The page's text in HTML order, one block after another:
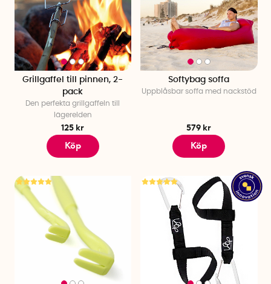
Grillgaffel till pinnen, 2-
pack
Den perfekta grillgaffeln till
lägerelden
125 kr
Köp
Softybag soffa
Uppblåsbar soffa med nackstöd
579 kr
Köp